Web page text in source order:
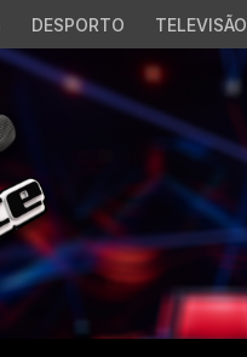
DESPORTO TELEVISÃO